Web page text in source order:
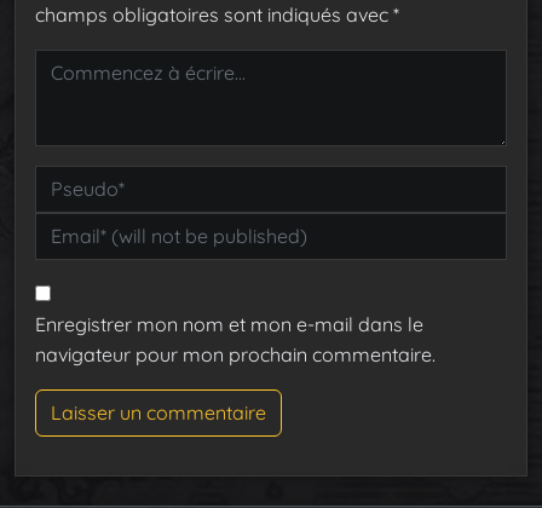
champs obligatoires sont indiqués avec *
Enregistrer mon nom et mon e-mail dans le
navigateur pour mon prochain commentaire.